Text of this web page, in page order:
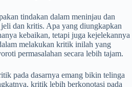
tindakan dalam meninjau dan
dan kritis. Apa yang diungkapkan
kebaikan, tetapi juga kejelekannya
melakukan kritik inilah yang
permasalahan secara lebih tajam.
pada dasarnya emang bikin telinga
kritik lebih berkonotasi pada